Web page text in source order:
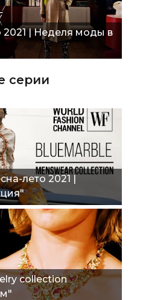
2021 | Неделя моды в
серии
лето 2021 |
collection